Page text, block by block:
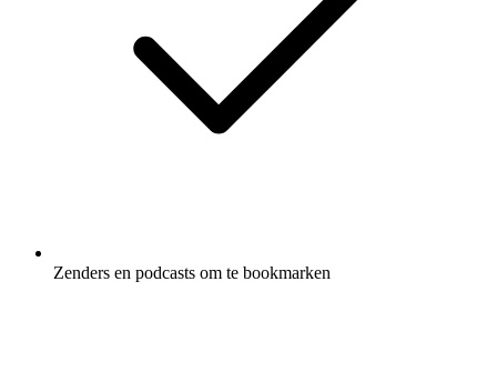
Zenders en podcasts om te bookmarken